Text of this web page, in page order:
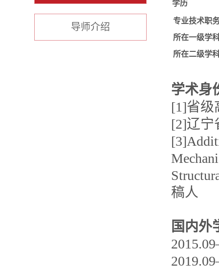
导师介绍
学历
专业技术职
所在一级学
所在二级学
学术身
[1]省级
[2]辽宁
稿人
国内外